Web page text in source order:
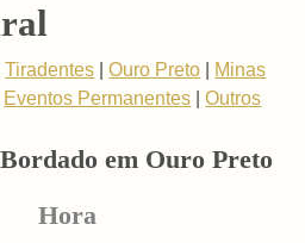
|Tiradentes |Ouro Preto
Minas
Eventos Permanentes |Outros
em Ouro Preto
Hora